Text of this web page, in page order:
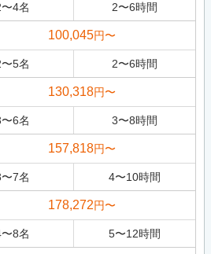
〜4名 2〜6時間
100,045円〜
〜5名 2〜6時間
130,318円〜
〜6名 3〜8時間
157,818円〜
〜7名 4〜10時間
178,272円〜
〜8名 5〜12時間